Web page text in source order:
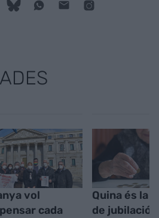
vol
cada
Quina és la
de jubilació